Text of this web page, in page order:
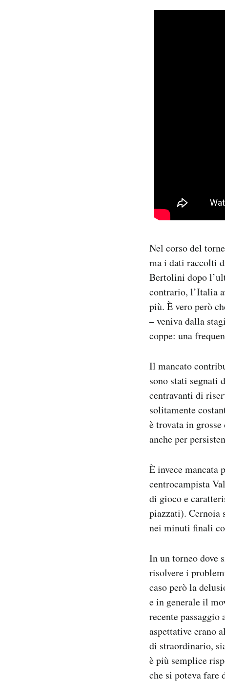
Nel corso del
ma i dati raccolti
Bertolini dopo
contrario, l’Italia
più. È vero però
– veniva dalla
coppe: una
Il mancato
sono stati segnati
centravanti di
solitamente
è trovata in
anche per
È invece mancata
centrocampista
di gioco e
piazzati). Cernoia
nei minuti finali
In un torneo dove
risolvere i
caso però la
e in generale il
recente
aspettative erano
di straordinario,
è più semplice
che si poteva fare